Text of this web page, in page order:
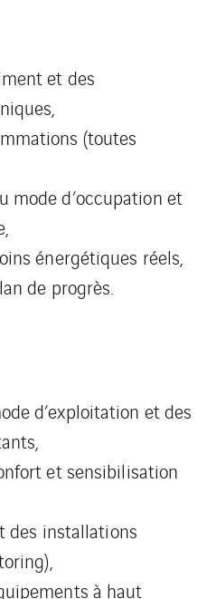
et des
(toutes
mode d’occupation et
énergétiques réels,
de progrès.
d’exploitation et des
et sensibilisation
des installations
à haut